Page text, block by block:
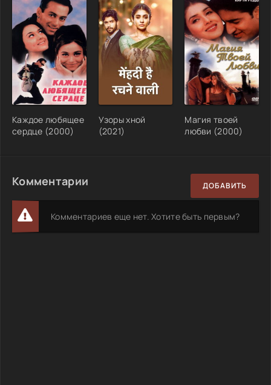
Каждое любящее
сердце (2000)
Узоры хной
(2021)
Магия твоей
любви (2000)
Комментарии ДОБАВИТЬ
Комментариев еще нет. Хотите быть первым?